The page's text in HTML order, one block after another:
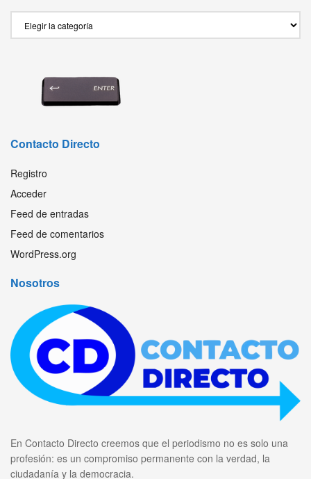
Contacto Directo
Registro
Acceder
Feed de entradas
Feed de comentarios
WordPress.org
Nosotros
En Contacto Directo creemos que el periodismo no es solo una
profesión: es un compromiso permanente con la verdad, la
ciudadanía y la democracia.